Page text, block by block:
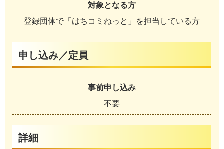
対象となる方
登録団体で「はちコミねっと」を担当している方
申し込み／定員
事前申し込み
不要
詳細